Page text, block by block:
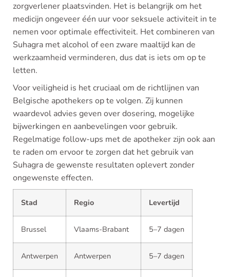
zorgverlener plaatsvinden. Het is belangrijk om het
medicijn ongeveer één uur voor seksuele activiteit in te
nemen voor optimale effectiviteit. Het combineren van
Suhagra met alcohol of een zware maaltijd kan de
werkzaamheid verminderen, dus dat is iets om op te
letten.
Voor veiligheid is het cruciaal om de richtlijnen van
Belgische apothekers op te volgen. Zij kunnen
waardevol advies geven over dosering, mogelijke
bijwerkingen en aanbevelingen voor gebruik.
Regelmatige follow-ups met de apotheker zijn ook aan
te raden om ervoor te zorgen dat het gebruik van
Suhagra de gewenste resultaten oplevert zonder
ongewenste effecten.
Stad Regio Levertijd
Brussel Vlaams-Brabant 5–7 dagen
Antwerpen Antwerpen 5–7 dagen